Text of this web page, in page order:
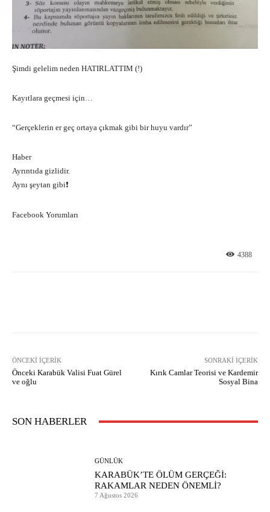
Şimdi gelelim neden HATIRLATTIM (!)
Kayıtlara geçmesi için…
“Gerçeklerin er geç ortaya çıkmak gibi bir huyu vardır”
Haber
Ayrıntıda gizlidir.
Aynı şeytan gibi❗
Facebook Yorumları
4388
ÖNCEKI İÇERIK
Önceki Karabük Valisi Fuat Gürel
ve oğlu
SONRAKI İÇERIK
Kırık Camlar Teorisi ve Kardemir
Sosyal Bina
SON HABERLER
GÜNLÜK
KARABÜK’TE ÖLÜM GERÇEĞİ:
RAKAMLAR NEDEN ÖNEMLİ?
7 Ağustos 2026